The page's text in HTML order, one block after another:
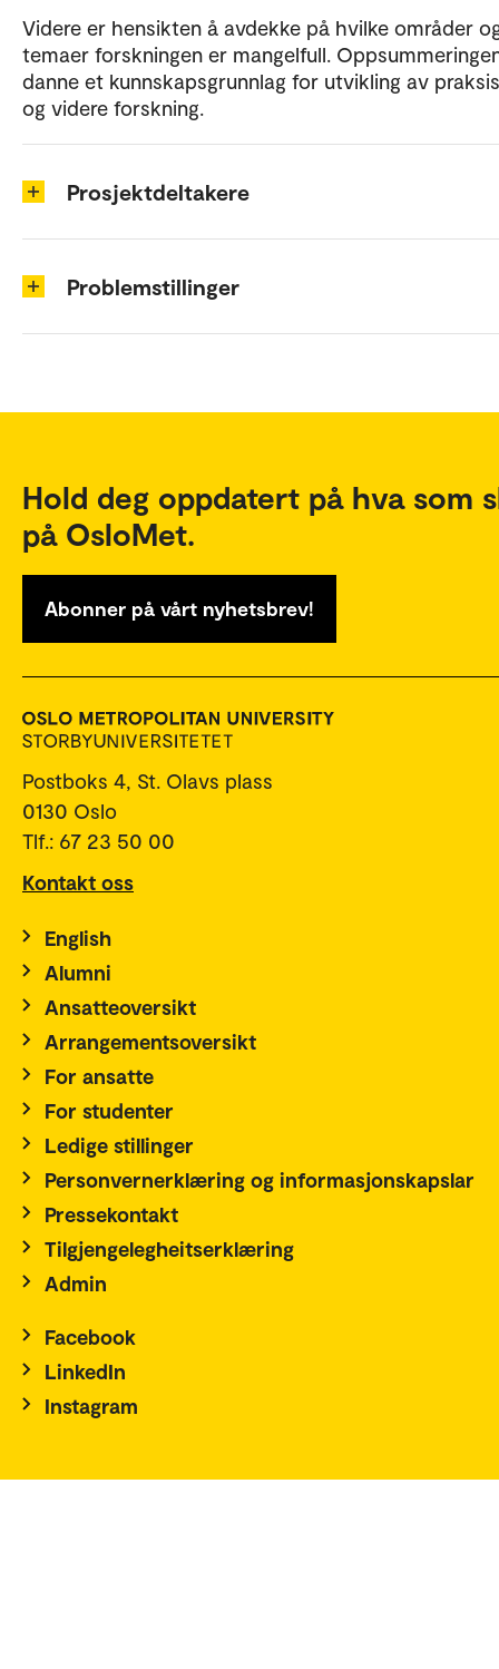
Videre er hensikten å avdekke på hvilke områder
temaer forskningen er mangelfull.
danne et kunnskapsgrunnlag for utvikling av
og videre forskning.
Prosjektdeltakere
Problemstillinger
Hold deg oppdatert på hva som
på OsloMet.
Abonner på vårt nyhetsbrev!
Postboks 4, St. Olavs plass
0130 Oslo
Tlf.: 67 23 50 00
Kontakt oss
English
Alumni
Ansatteoversikt
Arrangementsoversikt
For ansatte
For studenter
Ledige stillinger
Personvernerklæring og informasjonskapslar
Pressekontakt
Tilgjengelegheitserklæring
Admin
Facebook
LinkedIn
Instagram